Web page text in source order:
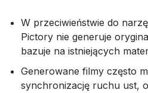
W przeciwieństwie do
Pictory nie generuje
bazuje na istniejących
Generowane filmy często
synchronizację ruchu ust,